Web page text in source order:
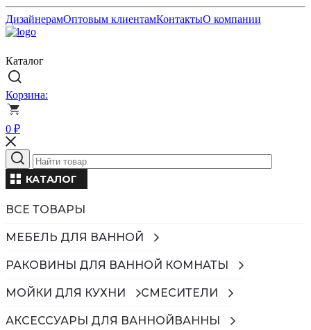
ДизайнерамОптовым клиентамКонтактыО компании
Каталог
Корзина:
0 ₽
КАТАЛОГ
ВСЕ ТОВАРЫ
МЕБЕЛЬ ДЛЯ ВАННОЙ
РАКОВИНЫ ДЛЯ ВАННОЙ КОМНАТЫ
МОЙКИ ДЛЯ КУХНИ СМЕСИТЕЛИ
АКСЕССУАРЫ ДЛЯ ВАННОЙВАННЫ